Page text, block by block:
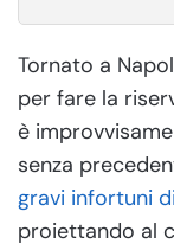
Tornato a
per fare la
è
senza
gravi infortuni
proiettando al